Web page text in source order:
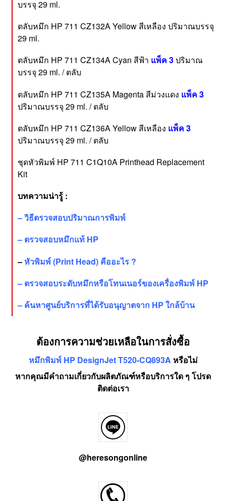
บรรจุ 29 ml.
ตลับหมึก HP 711 CZ132A Yellow สีเหลือง ปริมาณบรรจุ
29 ml.
ตลับหมึก HP 711 CZ134A Cyan สีฟ้า แพ็ค 3ปริมาณ
บรรจุ 29 ml. / ตลับ
ตลับหมึก HP 711 CZ135A Magenta สีม่วงแดง แพ็ค 3
ปริมาณบรรจุ 29 ml. / ตลับ
ตลับหมึก HP 711 CZ136A Yellow สีเหลือง แพ็ค 3
ปริมาณบรรจุ 29 ml. / ตลับ
ชุดหัวพิมพ์ HP 711 C1Q10A Printhead Replacement
Kit
บทความน่ารู้ :
–วิธีตรวจสอบปริมาณการพิมพ์
– ตรวจสอบหมึกแท้ HP
– หัวพิมพ์ (Print Head) คืออะไร ?
– ตรวจสอบระดับหมึกหรือโทนเนอร์ของเครื่องพิมพ์ HP
– ค้นหาศูนย์บริการที่ได้รับอนุญาตจาก HP ใกล้บ้าน
ต้องการความช่วยเหลือในการสั่งซื้อ
หมึกพิมพ์ HP DesignJet T520-CQ893A หรือไม่
หากคุณมีคำถามเกี่ยวกับผลิตภัณฑ์หรือบริการใด ๆ โปรด
ติดต่อเรา
@heresongonline